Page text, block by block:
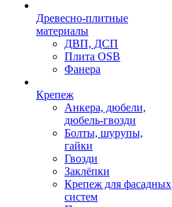
Древесно-плитные
материалы
ДВП, ДСП
Плита OSB
Фанера
Крепеж
Анкера, дюбели,
дюбель-гвозди
Болты, шурупы,
гайки
Гвозди
Заклёпки
Крепеж для фасадных
систем